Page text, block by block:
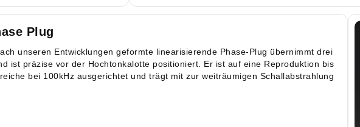
Plug
unseren Entwicklungen geformte linearisierende Phase-Plug übernimmt drei
ist präzise vor der Hochtonkalotte positioniert. Er ist auf eine Reproduktion bis
bei 100kHz ausgerichtet und trägt mit zur weiträumigen Schallabstrahlung